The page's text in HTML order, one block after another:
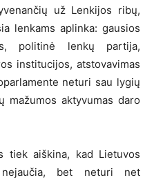
už Lenkijos ribų,
lenkams aplinka: gausios
politinė lenkų partija,
institucijos, atstovavimas
neturi sau lygių
mažumos aktyvumas daro
tiek aiškina, kad Lietuvos
bet neturi net